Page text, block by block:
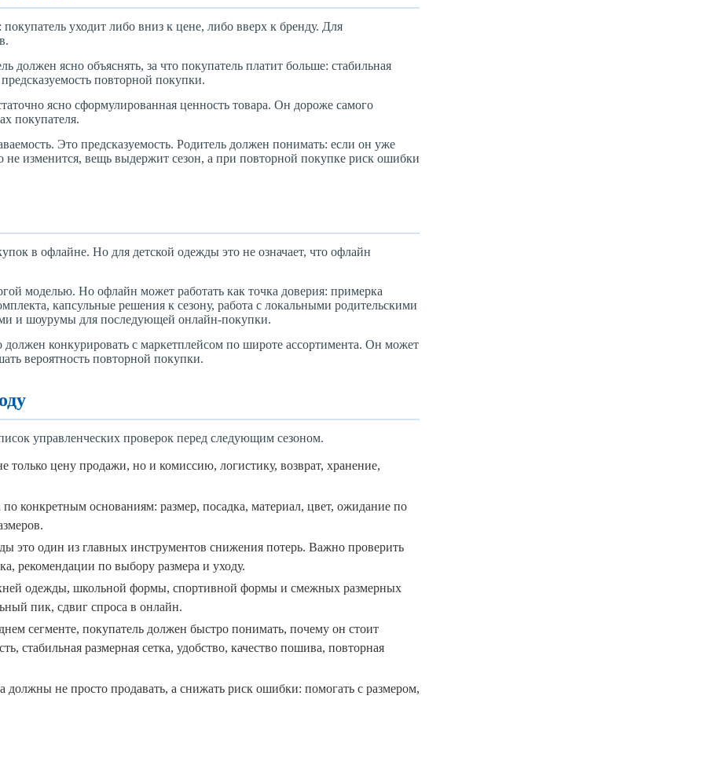
уходит либо вниз к цене, либо вверх к бренду. Для
должен ясно объяснять, за что покупатель платит больше: стабильная
повторной покупки.
ясно сформулированная ценность товара. Он дороже самого
покупателя.
Это предсказуемость. Родитель должен понимать: если он уже
не изменится, вещь выдержит сезон, а при повторной покупке риск ошибки
в офлайне. Но для детской одежды это не означает, что офлайн
моделью. Но офлайн может работать как точка доверия: примерка
капсульные решения к сезону, работа с локальными родительскими
и шоурумы для последующей онлайн-покупки.
конкурировать с маркетплейсом по широте ассортимента. Он может
вероятность повторной покупки.
управленческих проверок перед следующим сезоном.
цену продажи, но и комиссию, логистику, возврат, хранение,
конкретным основаниям: размер, посадка, материал, цвет, ожидание по
это один из главных инструментов снижения потерь. Важно проверить
рекомендации по выбору размера и уходу.
одежды, школьной формы, спортивной формы и смежных размерных
пик, сдвиг спроса в онлайн.
сегменте, покупатель должен быстро понимать, почему он стоит
стабильная размерная сетка, удобство, качество пошива, повторная
не просто продавать, а снижать риск ошибки: помогать с размером,